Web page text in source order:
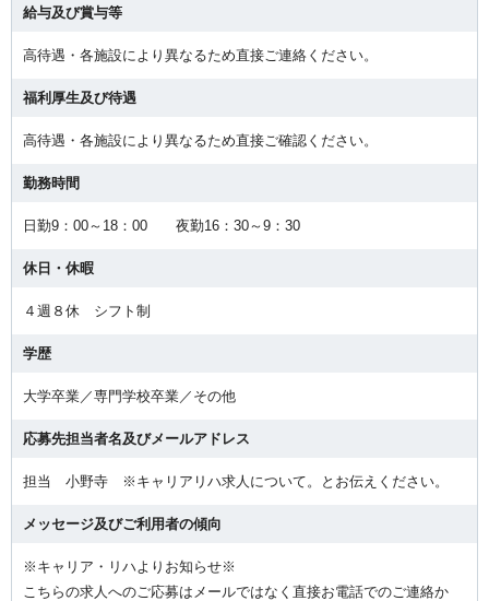
給与及び賞与等
高待遇・各施設により異なるため直接ご連絡ください。
福利厚生及び待遇
高待遇・各施設により異なるため直接ご確認ください。
勤務時間
日勤9：00～18：00 夜勤16：30～9：30
休日・休暇
４週８休 シフト制
学歴
大学卒業／専門学校卒業／その他
応募先担当者名及びメールアドレス
担当 小野寺 ※キャリアリハ求人について。とお伝えください。
メッセージ及びご利用者の傾向
※キャリア・リハよりお知らせ※
こちらの求人へのご応募はメールではなく直接お電話でのご連絡か